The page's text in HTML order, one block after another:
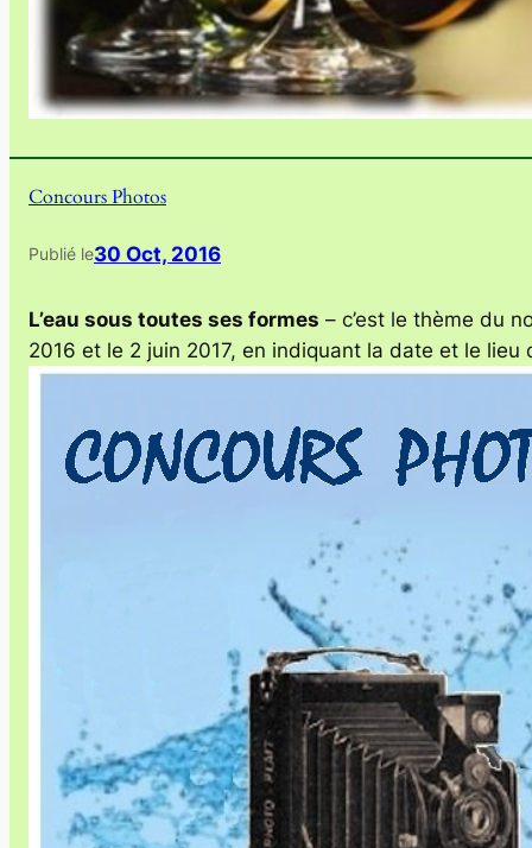
Concours Photos
Publié le30 Oct, 2016
L’eau sous toutes ses formes – c’est le thème du
2016 et le 2 juin 2017, en indiquant la date et le lieu